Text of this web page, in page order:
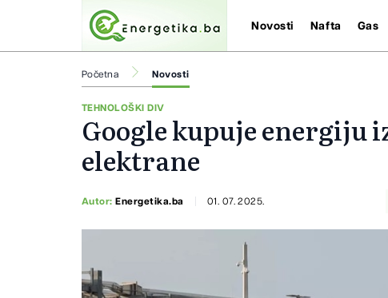
Novosti Nafta Gas
Početna Novosti
TEHNOLOŠKI DIV
Google kupuje energiju
elektrane
Autor:Energetika.ba 01. 07. 2025.